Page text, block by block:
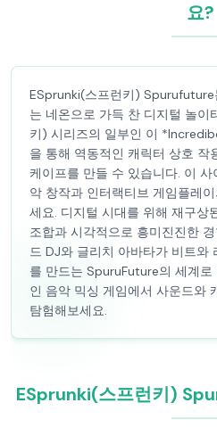
요?
ESprunki(스프런키) Spurufuture
는 네온으로 가득 찬 디지털 놀이
키) 시리즈의 일부인 이
을 통해 역동적인 캐릭터 상호 작
케이프를 만들 수 있습니다. 이
악 창작과 인터랙티브 게임플레
세요. 디지털 시대를 위해 재구상
조합과 시각적으로 흥미진진한
드 DJ와 글리치 아바타가 비트와
를 만드는 SpuruFuture의 세계로
인 음악 믹싱 게임에서 사운드와
탐험해보세요.
ESprunki(스프런키)